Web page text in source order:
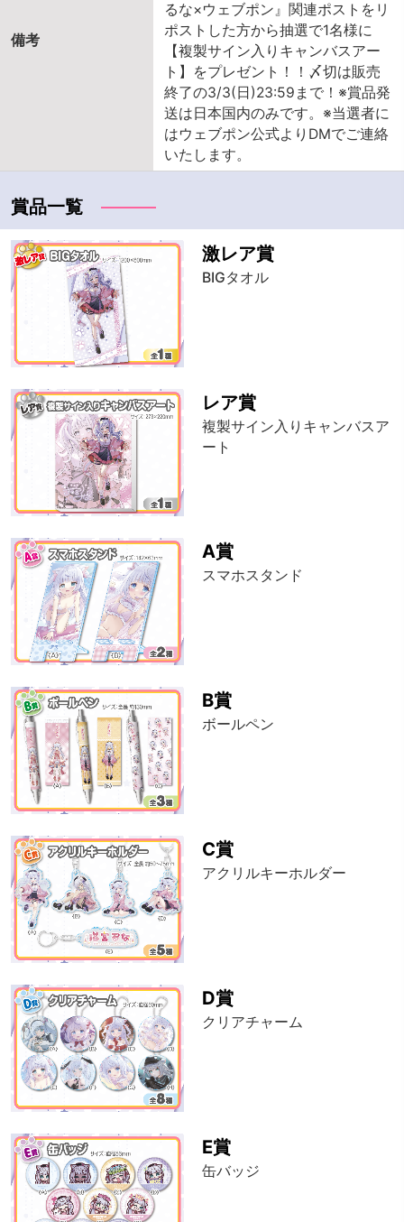
備考
るな×ウェブポン』関連ポストをリ
ポストした方から抽選で1名様に
【複製サイン入りキャンバスアー
ト】をプレゼント！！〆切は販売
終了の3/3(日)23:59まで！※賞品発
送は日本国内のみです。※当選者に
はウェブポン公式よりDMでご連絡
いたします。
賞品一覧
激レア賞
BIGタオル
レア賞
複製サイン入りキャンバスア
ート
A賞
スマホスタンド
B賞
ボールペン
C賞
アクリルキーホルダー
D賞
クリアチャーム
E賞
缶バッジ